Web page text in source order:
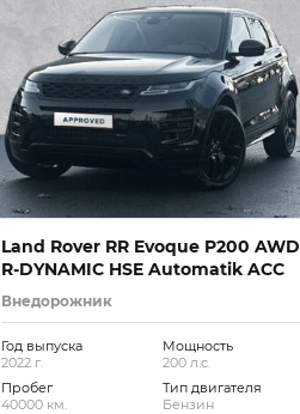
Land Rover RR Evoque P200 AWD
R-DYNAMIC HSE Automatik ACC
Внедорожник
Год выпуска
2022 г.
Пробег
40000 км.
Мощность
200 л.с.
Тип двигателя
Бензин